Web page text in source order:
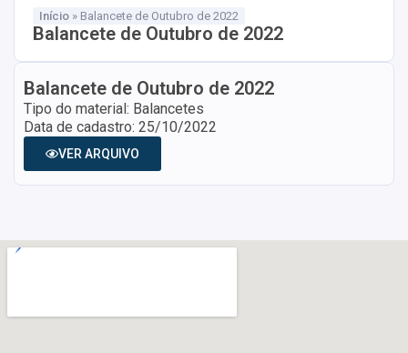
Início » Balancete de Outubro de 2022
Balancete de Outubro de 2022
Balancete de Outubro de 2022
Tipo do material: Balancetes
Data de cadastro: 25/10/2022
VER ARQUIVO